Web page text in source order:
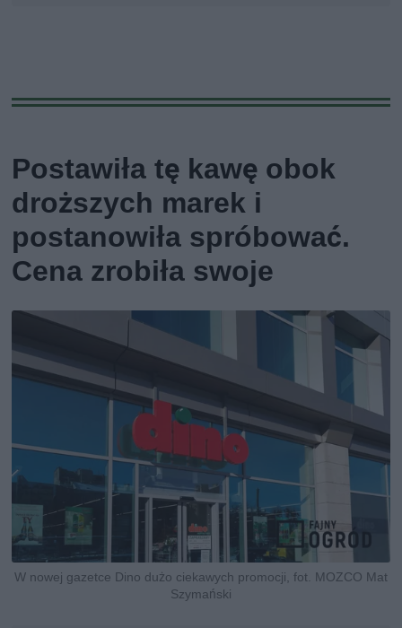
Postawiła tę kawę obok
droższych marek i
postanowiła spróbować.
Cena zrobiła swoje
W nowej gazetce Dino dużo ciekawych promocji, fot. MOZCO Mat
Szymański